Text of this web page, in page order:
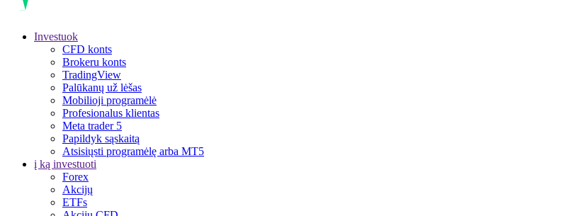
Investuok
CFD konts
Brokeru konts
TradingView
Palūkanų už lėšas
Mobilioji programėlė
Profesionalus klientas
Meta trader 5
Papildyk sąskaitą
Atsisiųsti programėlę arba MT5
į ką investuoti
Forex
Akcijų
ETFs